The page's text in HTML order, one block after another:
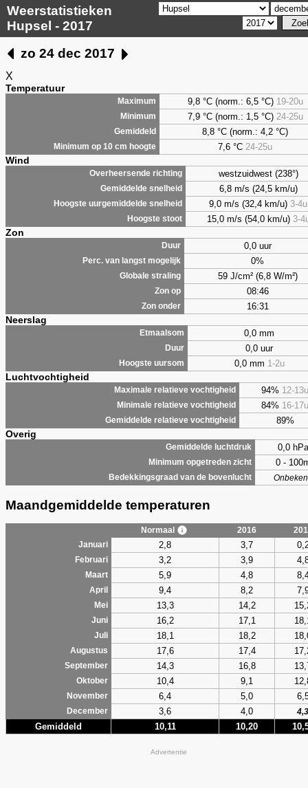
Weerstatistieken
Hupsel - 2017
zo 24 dec 2017
X
Temperatuur
Maximum 9,8 °C (norm.: 6,5 °C) 19-20u
Minimum 7,9 °C (norm.: 1,5 °C) 24-25u
Gemiddeld 8,8 °C (norm.: 4,2 °C)
Minimum op 10 cm hoogte 7,6 °C 24-25u
Wind
Overheersende richting westzuidwest (238°)
Gemiddelde snelheid 6,8 m/s (24,5 km/u)
Hoogste uurgemiddelde snelheid 9,0 m/s (32,4 km/u) 3-4u
Hoogste stoot 15,0 m/s (54,0 km/u) 3-
Zon
Duur 0,0 uur
Perc. van langst mogelijk 0%
Globale straling 59 J/cm² (6,8 W/m²)
Zon op 08:46
Zon onder 16:31
Neerslag
Etmaalsom 0,0 mm
Duur 0,0 uur
Hoogste uursom 0,0 mm 1-2u
Luchtvochtigheid
Maximale relatieve vochtigheid 94% 12-13u
Minimale relatieve vochtigheid 84% 16-17u
Gemiddelde relatieve vochtigheid 89%
Overig
Gemiddelde luchtdruk 0,0 hPa
Minimum opgetreden zicht 0 -
Bedekkingsgraad van de bovenlucht
Maandgemiddelde temperaturen
Normaal 2016
Januari
2,8 3,7
Februari 3,2 3,9
Maart 5,9 4,8
April 9,4 8,2
Mei 13,3 14,2
Juni 16,2 17,1
Juli 18,1 18,2
Augustus 17,6 17,4
September 14,3 16,8
Oktober 10,4 9,1
November 6,4 5,0
December 3,6 4,0 4,3
Gemiddeld 10,11 10,20
Advertentie